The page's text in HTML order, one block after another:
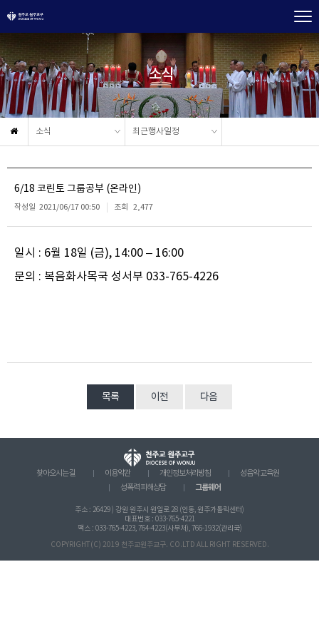
소식
소식 최근행사일정
6/18 코린토 그룹공부 (온라인)
작성일 2021/06/17 00:50 조회 2,477
일시 : 6월 18일 (금), 14:00 – 16:00
문의 : 복음화사목국 성서부 033-765-4226
목록 이전 다음
찾아오시는 길 이용약관 개인정보처리방침
성음악 교육원
성폭력 피해상담
그룹웨어
주소 : 26429 ) 강원 원주시 원일로 28 (인동, 원주가톨릭센터)
대표번호 : 033-765-4221
팩스 : 033-765-4223, 764-4223(사무처), 766-1932(관리국)
COPYRIGHT(C) 2019 천주교원주교구. CO.LTD ALL RIGHT RESERVED.